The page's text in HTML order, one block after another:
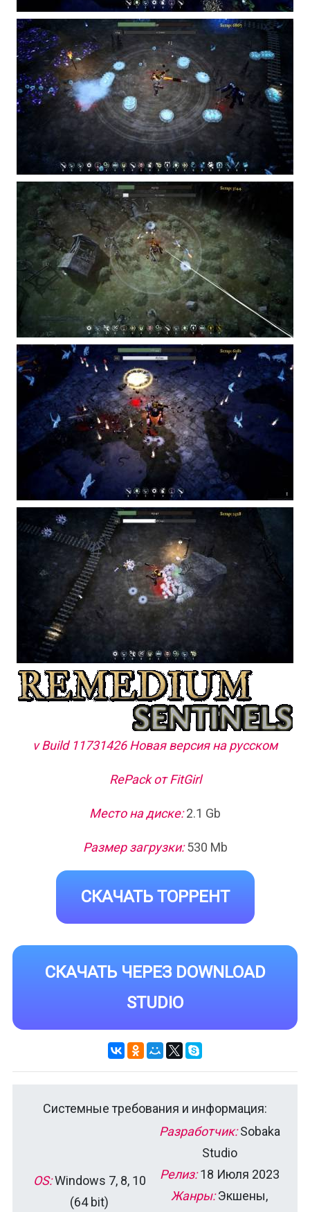
v Build 11731426 Новая версия на русском
RePack от FitGirl
Место на диске:2.1 Gb
Размер загрузки:530 Mb
СКАЧАТЬ ТОРРЕНТ
СКАЧАТЬ ЧЕРЕЗ DOWNLOAD
STUDIO
Системные требования и информация:
OS:Windows 7, 8, 10
(64 bit)
Разработчик:Sobaka
Studio
Релиз:18 Июля 2023
Жанры:Экшены,